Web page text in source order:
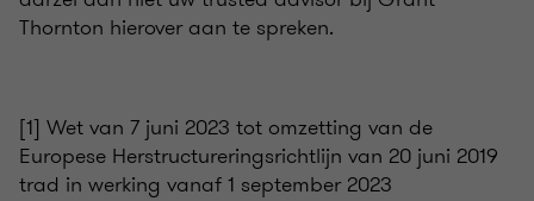
Thornton hierover aan te spreken.
[1] Wet van 7 juni 2023 tot omzetting van de
Europese Herstructureringsrichtlijn van 20 juni 2019
trad in werking vanaf 1 september 2023